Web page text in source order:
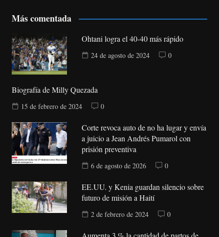
Más comentada
Ohtani logra el 40-40 más rápido
24 de agosto de 2024 0
Biografía de Milly Quezada
15 de febrero de 2024 0
Corte revoca auto de no ha lugar y envía
a juicio a Jean Andrés Pumarol con
prisión preventiva
6 de agosto de 2026 0
EE.UU. y Kenia guardan silencio sobre
futuro de misión a Haití
2 de febrero de 2024 0